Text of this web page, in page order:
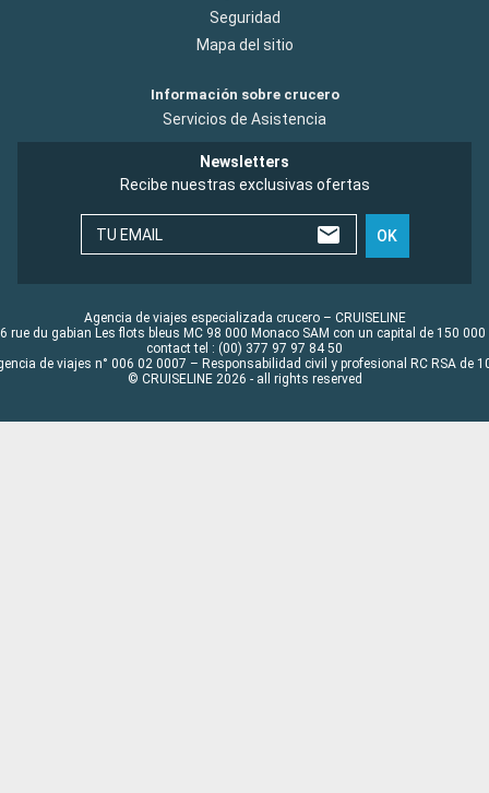
Seguridad
Mapa del sitio
Información sobre crucero
Servicios de Asistencia
Newsletters
Recibe nuestras exclusivas ofertas
TU EMAIL OK
Agencia de viajes especializada crucero – CRUISELINE
rue du gabian Les flots bleus MC 98 000 Monaco SAM con un capital de 150 000
contact tel : (00) 377 97 97 84 50
de viajes n° 006 02 0007 – Responsabilidad civil y profesional RC RSA de
© CRUISELINE 2026 - all rights reserved